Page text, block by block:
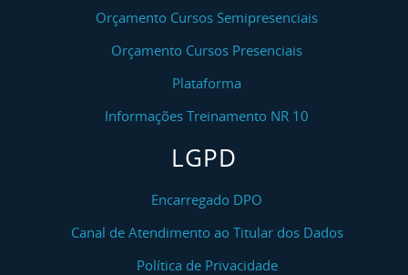
Orçamento Cursos Semipresenciais
Orçamento Cursos Presenciais
Plataforma
Informações Treinamento NR 10
LGPD
Encarregado DPO
Canal de Atendimento ao Titular dos Dados
Política de Privacidade